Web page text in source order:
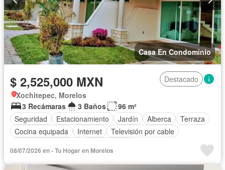
Casa En Condominio
$ 2,525,000 MXN
Destacado
Xochitepec, Morelos
3 Recámaras
3 Baños
96 m²
Seguridad
Estacionamiento Jardín Alberca
Terraza
Cocina equipada
Internet
Televisión por cable
08/07/2026 en - Tu Hogar en Morelos